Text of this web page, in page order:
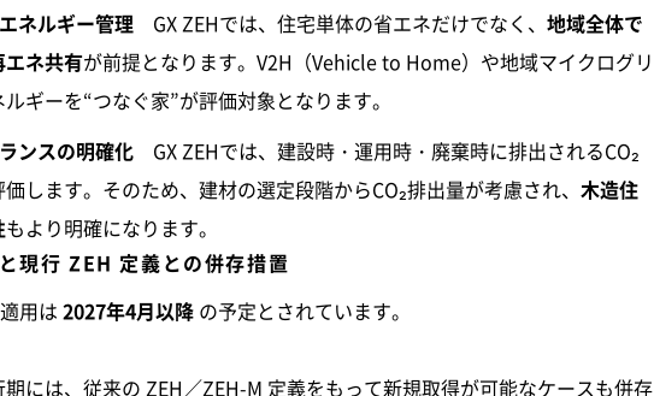
ネルギー管理 GX ZEHでは、住宅単体の省エネだけでなく、 地域全体で
ネ共有が前提となります。V2H（Vehicle to Home）や地域マイクログリ
ギーを“つなぐ家”が評価対象となります。
ンスの明確化 GX ZEHでは、建設時・運用時・廃棄時に排出されるCO₂
します。そのため、建材の選定段階からCO₂排出量が考慮され、 木造住
もより明確になります。
現行 ZEH 定義との併存措置
用は 2027年4月以降 の予定とされています。
には、従来の ZEH／ZEH-M 定義をもって新規取得が可能なケースも併存